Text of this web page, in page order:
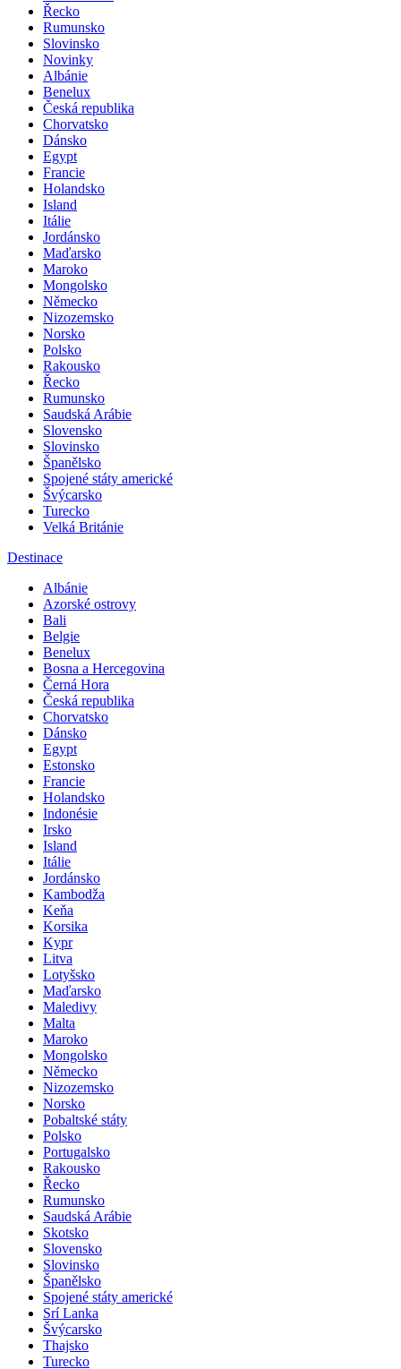
Řecko
Rumunsko
Slovinsko
Novinky
Albánie
Benelux
Česká republika
Chorvatsko
Dánsko
Egypt
Francie
Holandsko
Island
Itálie
Jordánsko
Maďarsko
Maroko
Mongolsko
Německo
Nizozemsko
Norsko
Polsko
Rakousko
Řecko
Rumunsko
Saudská Arábie
Slovensko
Slovinsko
Španělsko
Spojené státy americké
Švýcarsko
Turecko
Velká Británie
Destinace
Albánie
Azorské ostrovy
Bali
Belgie
Benelux
Bosna a Hercegovina
Černá Hora
Česká republika
Chorvatsko
Dánsko
Egypt
Estonsko
Francie
Holandsko
Indonésie
Irsko
Island
Itálie
Jordánsko
Kambodža
Keňa
Korsika
Kypr
Litva
Lotyšsko
Maďarsko
Maledivy
Malta
Maroko
Mongolsko
Německo
Nizozemsko
Norsko
Pobaltské státy
Polsko
Portugalsko
Rakousko
Řecko
Rumunsko
Saudská Arábie
Skotsko
Slovensko
Slovinsko
Španělsko
Spojené státy americké
Srí Lanka
Švýcarsko
Thajsko
Turecko